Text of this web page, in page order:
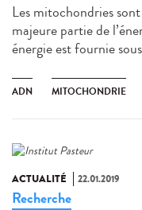
Les mitochondries
majeure partie de
énergie est fournie
ADN MITOCHONDRIE
ACTUALITÉ 22.01.2019
Recherche